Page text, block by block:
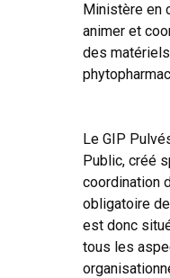
Ministère en
animer et
des
Le GIP
Public, créé
coordination
obligatoire
est donc
tous les